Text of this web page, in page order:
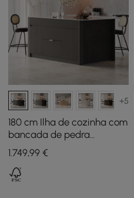
+5
180 cm Ilha de cozinha com
bancada de pedra
sinterizada brilhante e
armários estilo mid-
century pretos
1.749,99 €